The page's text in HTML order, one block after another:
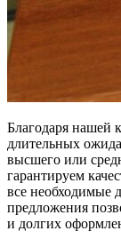
Благодаря нашей
длительных
высшего или
гарантируем
все необходимые
предложения
и долгих